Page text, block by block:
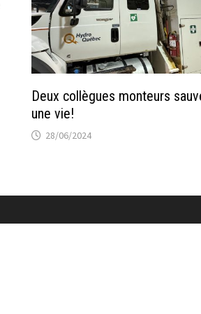
Deux collègues monteurs
une vie!
28/06/2024